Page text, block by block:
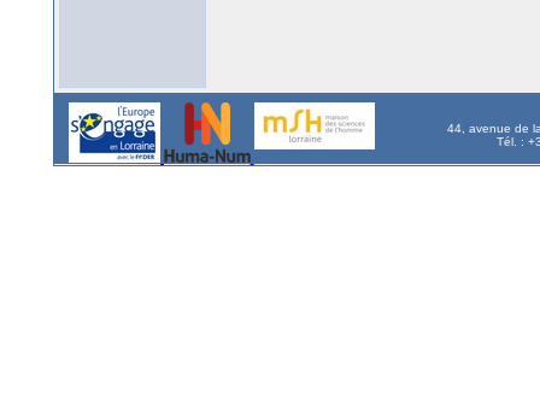
44, avenue de
Tél. :